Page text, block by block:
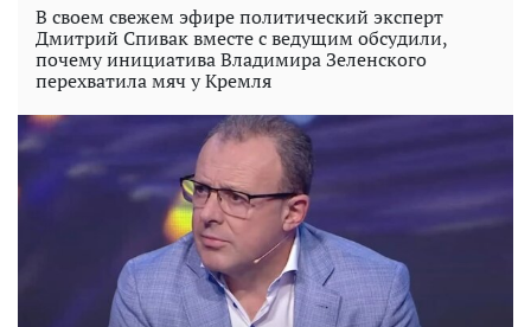
В своем свежем эфире политический эксперт
Дмитрий Спивак вместе с ведущим обсудили,
почему инициатива Владимира Зеленского
перехватила мяч у Кремля